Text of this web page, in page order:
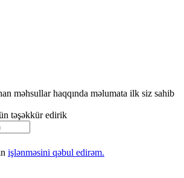
məhsullar haqqında məlumata ilk siz sahib
təşəkkür edirik
işlənməsini qəbul edirəm.